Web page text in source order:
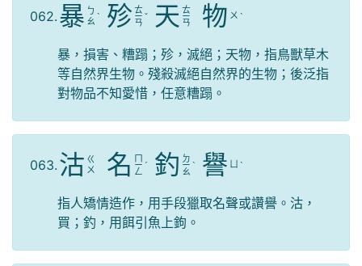
062. 暴 ㄅ
ㄠ ˋ 殄 ㄊ
ㄧ
ㄢ
ˇ 天 ㄊ
ㄧ
ㄢ 物 ㄨ ˋ
暴，損害、糟蹋；殄，滅絕；天物，指鳥獸草木
等自然界生物。殘殺滅絕自然界的生物；後泛指
對物品不知愛惜，任意糟蹋。
063. 沽 ㄍ
ㄨ
名 ㄇ
ㄧ
ㄥ
ˊ 釣 ㄉ
ㄧ
ㄠ
ˋ 譽 ˋ
指人矯情造作，用手段獵取名聲或讚譽。沽，
買；釣，用餌引魚上鉤。